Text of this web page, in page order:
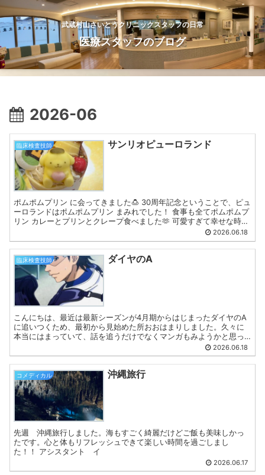
武蔵村山さいとうクリニックスタッフの日常
医療スタッフのブログ
2026-06
臨床検査技師 サンリオピューロランド
ポムポムプリン に会ってきました🍮 30周年記念ということで、ピュ
ーロランドはポムポムプリン まみれでした！ 食事も全てポムポムプ
リン カレーとプリンとクレープ食べました🫶 可愛すぎて幸せな時間
2026.06.18
臨床検査技師 ダイヤのA
こんにちは、最近は最新シーズンが4月期からはじまったダイヤのA
に追いつくため、最初から見始めた所おおはまりしました。久々に
本当にはまっていて、話を追うだけでなくマンガもみようかと思っ
てます。全巻買ったらどのくらいあるのかな。完結しているのか...
2026.06.18
コメディカル 沖縄旅行
先週 沖縄旅行しました。海もすごく綺麗だけどご飯も美味しかっ
たです。心と体もリフレッシュできて楽しい時間を過ごしまし
た！！ アシスタント イ
2026.06.17